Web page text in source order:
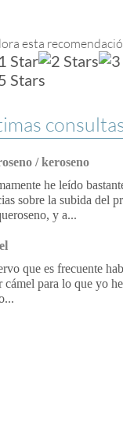
esta
/ keroseno
he leído
sobre la subida del
y a...
que es frecuente
cámel para lo que yo he